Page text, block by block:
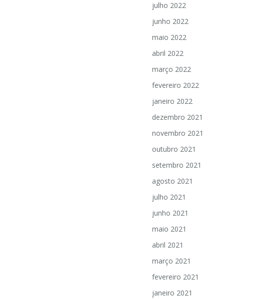
julho 2022
junho 2022
maio 2022
abril 2022
março 2022
fevereiro 2022
janeiro 2022
dezembro 2021
novembro 2021
outubro 2021
setembro 2021
agosto 2021
julho 2021
junho 2021
maio 2021
abril 2021
março 2021
fevereiro 2021
janeiro 2021